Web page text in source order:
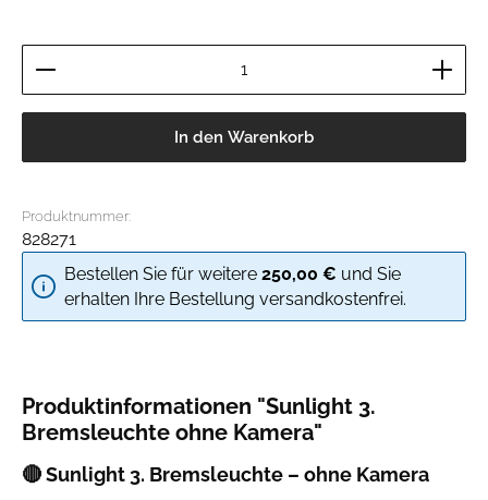
Produkt Anzahl: Gib den gewünschten Wert ein
In den Warenkorb
Produktnummer:
828271
Bestellen Sie für weitere 250,00 € und Sie
erhalten Ihre Bestellung versandkostenfrei.
Produktinformationen "Sunlight 3.
Bremsleuchte ohne Kamera"
🔴 Sunlight 3. Bremsleuchte – ohne Kamera